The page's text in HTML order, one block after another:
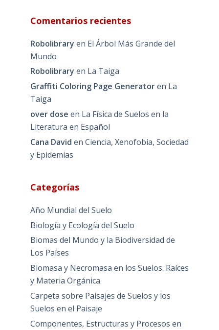
Comentarios recientes
Robolibrary en El Árbol Más Grande del
Mundo
Robolibrary en La Taiga
Graffiti Coloring Page Generatoren La
Taiga
over dose en La Física de Suelos en la
Literatura en Español
Cana David en Ciencia, Xenofobia, Sociedad
y Epidemias
Categorías
Año Mundial del Suelo
Biología y Ecología del Suelo
Biomas del Mundo y la Biodiversidad de
Los Países
Biomasa y Necromasa en los Suelos: Raíces
y Materia Orgánica
Carpeta sobre Paisajes de Suelos y los
Suelos en el Paisaje
Componentes, Estructuras y Procesos en